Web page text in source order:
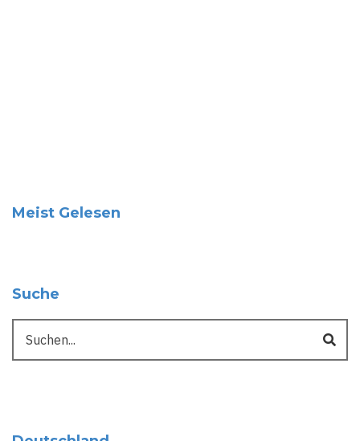
Meist Gelesen
Suche